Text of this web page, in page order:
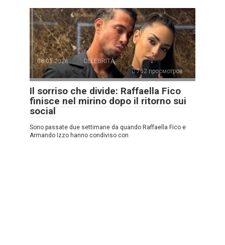
08.01.2026
CELEBRITÀ
762 просмотров
Il sorriso che divide: Raffaella Fico
finisce nel mirino dopo il ritorno sui
social
Sono passate due settimane da quando Raffaella Fico e
Armando Izzo hanno condiviso con